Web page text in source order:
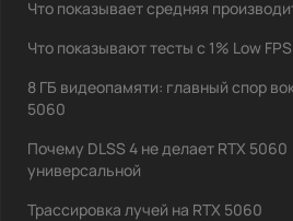
Что показывает средняя
Что показывают тесты с 1% Low FPS
8 ГБ видеопамяти: главный спор
5060
Почему DLSS 4 не делает RTX 5060
универсальной
Трассировка лучей на RTX 5060